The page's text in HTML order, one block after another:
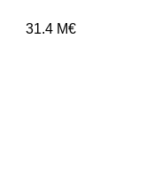
31.4 M€